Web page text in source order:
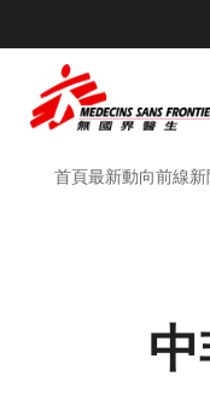
首頁最新動向前線